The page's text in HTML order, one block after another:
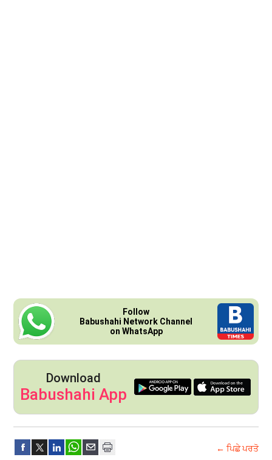
Follow
Babushahi Network Channel
on WhatsApp
Download
Babushahi App
← ਪਿਛੇ ਪਰਤੋ